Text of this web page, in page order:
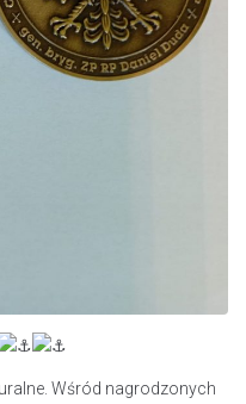
Wśród nagrodzonych